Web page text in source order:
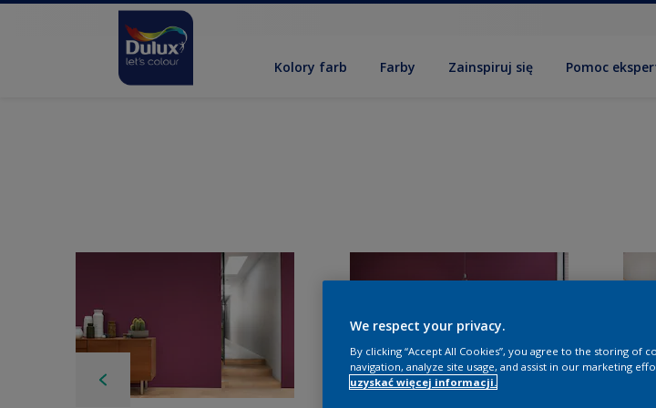
Kolory farb Farby Zainspiruj się Pomoc
We respect your privacy.
By clicking “Accept All Cookies”, you agree to the storing of
navigation, analyze site usage, and assist in our marketing
uzyskać więcej informacji.